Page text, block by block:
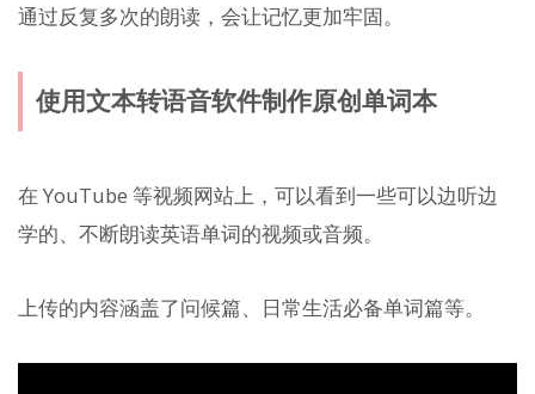
通过反复多次的朗读，会让记忆更加牢固。
使用文本转语音软件制作原创单词本
在 YouTube 等视频网站上，可以看到一些可以边听边
学的、不断朗读英语单词的视频或音频。
上传的内容涵盖了问候篇、日常生活必备单词篇等。